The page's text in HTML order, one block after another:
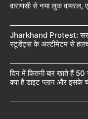
वाराणसी से नया लुक वायरल,
Jharkhand Protest:
स्टूडेंट्स के अल्टीमेटम से
दिन में कितनी बार खाते हैं
क्या है डाइट प्लान और इसके